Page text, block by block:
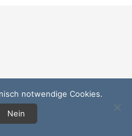
notwendige Cookies.
Nein